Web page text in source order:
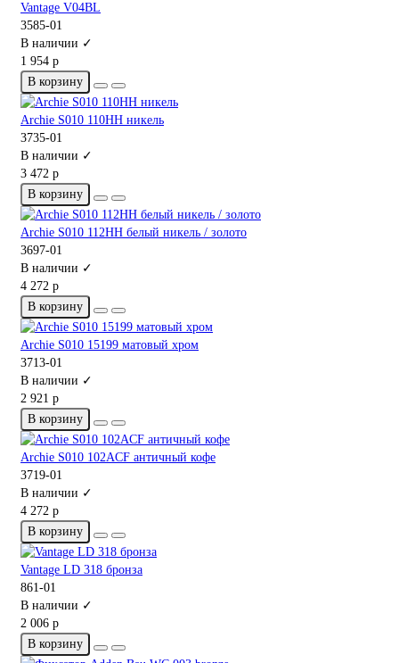
Vantage V04BL
3585-01
В наличии ✓
1 954 р
В корзину
Archie S010 110HH никель
3735-01
В наличии ✓
3 472 р
В корзину
Archie S010 112HH белый никель / золото
3697-01
В наличии ✓
4 272 р
В корзину
Archie S010 15199 матовый хром
3713-01
В наличии ✓
2 921 р
В корзину
Archie S010 102ACF античный кофе
3719-01
В наличии ✓
4 272 р
В корзину
Vantage LD 318 бронза
861-01
В наличии ✓
2 006 р
В корзину